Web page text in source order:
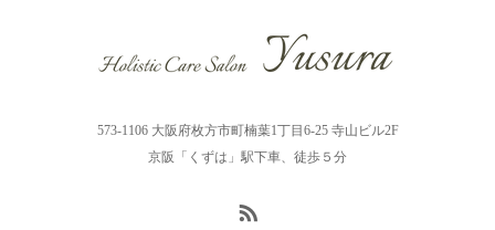
573-1106 大阪府枚方市町楠葉1丁目6-25 寺山ビル2F
京阪「くずは」駅下車、徒歩５分